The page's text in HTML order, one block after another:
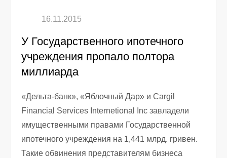
У Государственного ипотечного
учреждения пропало полтора
миллиарда
«Дельта-банк», «Яблочный Дар» и Cargil
Financial Services Internetional Inc завладели
имущественными правами Государственной
ипотечного учреждения на 1,441 млрд. гривен.
Такие обвинения представителям бизнеса